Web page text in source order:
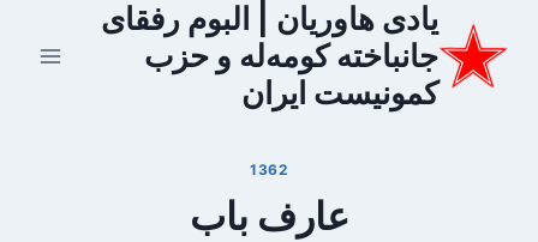
محتوا
یادی هاوریان | البوم رفقای
جانباخته کومه‌له و حزب
کمونیست ایران
1362
عارف باب